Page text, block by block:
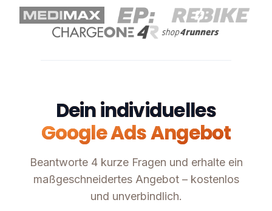
Dein individuelles
Google Ads Angebot
Beantworte 4 kurze Fragen und erhalte ein
maßgeschneidertes Angebot – kostenlos
und unverbindlich.